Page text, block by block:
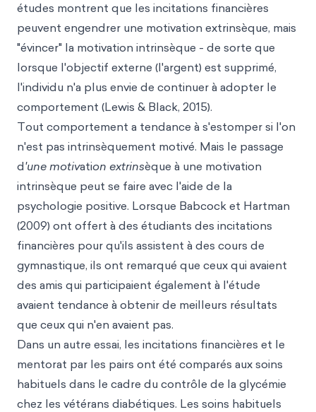
études montrent que les incitations financières
peuvent engendrer une motivation extrinsèque, mais
"évincer" la motivation intrinsèque - de sorte que
lorsque l'objectif externe (l'argent) est supprimé,
l'individu n'a plus envie de continuer à adopter le
comportement (Lewis & Black, 2015).
Tout comportement a tendance à s'estomper si l'on
n'est pas intrinsèquement motivé. Mais le passage
d'une motivation extrinsèque à une motivation
intrinsèque peut se faire avec l'aide de la
psychologie positive. Lorsque Babcock et Hartman
(2009) ont offert à des étudiants des incitations
financières pour qu'ils assistent à des cours de
gymnastique, ils ont remarqué que ceux qui avaient
des amis qui participaient également à l'étude
avaient tendance à obtenir de meilleurs résultats
que ceux qui n'en avaient pas.
Dans un autre essai, les incitations financières et le
mentorat par les pairs ont été comparés aux soins
habituels dans le cadre du contrôle de la glycémie
chez les vétérans diabétiques. Les soins habituels